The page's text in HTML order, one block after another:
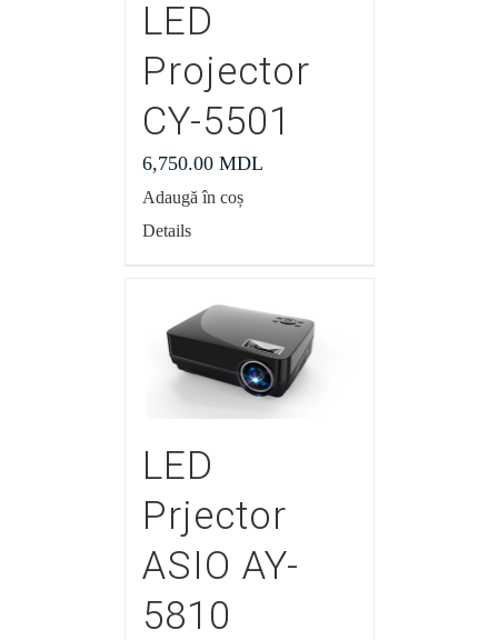
LED
Projector
CY-5501
6,750.00 MDL
Adaugă în coș
Details
LED
Prjector
ASIO AY-
5810